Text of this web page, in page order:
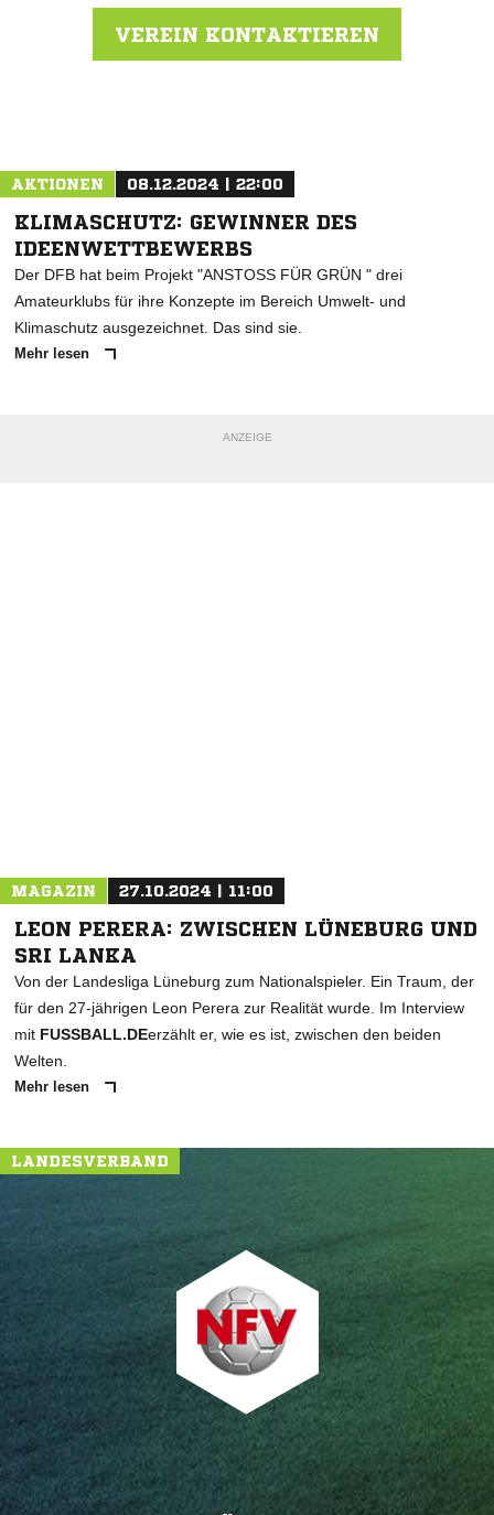
VEREIN KONTAKTIEREN
AKTIONEN 08.12.2024 | 22:00
KLIMASCHUTZ: GEWINNER DES
IDEENWETTBEWERBS
Der DFB hat beim Projekt "ANSTOSS FÜR GRÜN " drei
Amateurklubs für ihre Konzepte im Bereich Umwelt- und
Klimaschutz ausgezeichnet. Das sind sie.
Mehr lesen
ANZEIGE
MAGAZIN 27.10.2024 | 11:00
LEON PERERA: ZWISCHEN LÜNEBURG UND
SRI LANKA
Von der Landesliga Lüneburg zum Nationalspieler. Ein Traum, der
für den 27-jährigen Leon Perera zur Realität wurde. Im Interview
mit FUSSBALL.DEerzählt er, wie es ist, zwischen den beiden
Welten.
Mehr lesen
LANDESVERBAND